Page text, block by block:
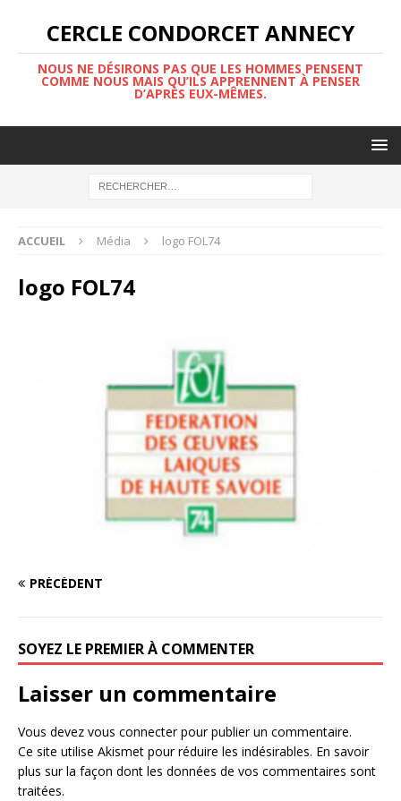
CERCLE CONDORCET ANNECY
NOUS NE DÉSIRONS PAS QUE LES HOMMES PENSENT
COMME NOUS MAIS QU’ILS APPRENNENT À PENSER
D’APRÈS EUX-MÊMES.
ACCUEIL Média logo FOL74
logo FOL74
PRÉCÉDENT
SOYEZ LE PREMIER À COMMENTER
Laisser un commentaire
Vous devez vous connecterpour publier un commentaire.
Ce site utilise Akismet pour réduire les indésirables. En savoir
plus sur la façon dont les données de vos commentaires sont
traitées.